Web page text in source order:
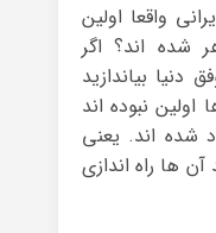
واقعا اولین
شده اند؟ اگر
بیاندازید
نبوده اند
شده اند. یعنی
ها راه اندازی